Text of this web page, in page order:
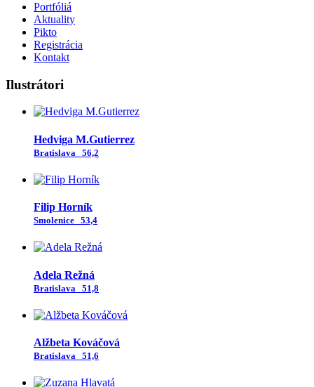
Portfóliá
Aktuality
Pikto
Registrácia
Kontakt
Ilustrátori
Hedviga M.Gutierrez
Bratislava 56,2
Filip Horník
Smolenice 53,4
Adela Režná
Bratislava 51,8
Alžbeta Kováčová
Bratislava 51,6